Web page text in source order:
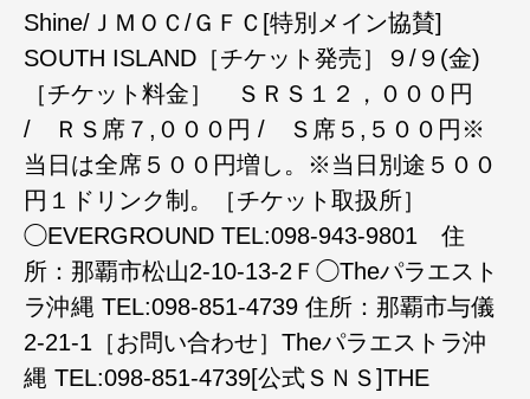
Shine/ＪＭＯＣ/ＧＦＣ[特別メイン協賛]
SOUTH ISLAND［チケット発売］９/９(金)
［チケット料金］ ＳＲＳ１２，０００円
/ ＲＳ席７,０００円 / Ｓ席５,５００円※
当日は全席５００円増し。※当日別途５００
円１ドリンク制。［チケット取扱所］
◯EVERGROUND TEL:098-943-9801 住
所：那覇市松山2-10-13-2Ｆ◯Theパラエスト
ラ沖縄 TEL:098-851-4739 住所：那覇市与儀
2-21-1［お問い合わせ］Theパラエストラ沖
縄 TEL:098-851-4739[公式ＳＮＳ]THE